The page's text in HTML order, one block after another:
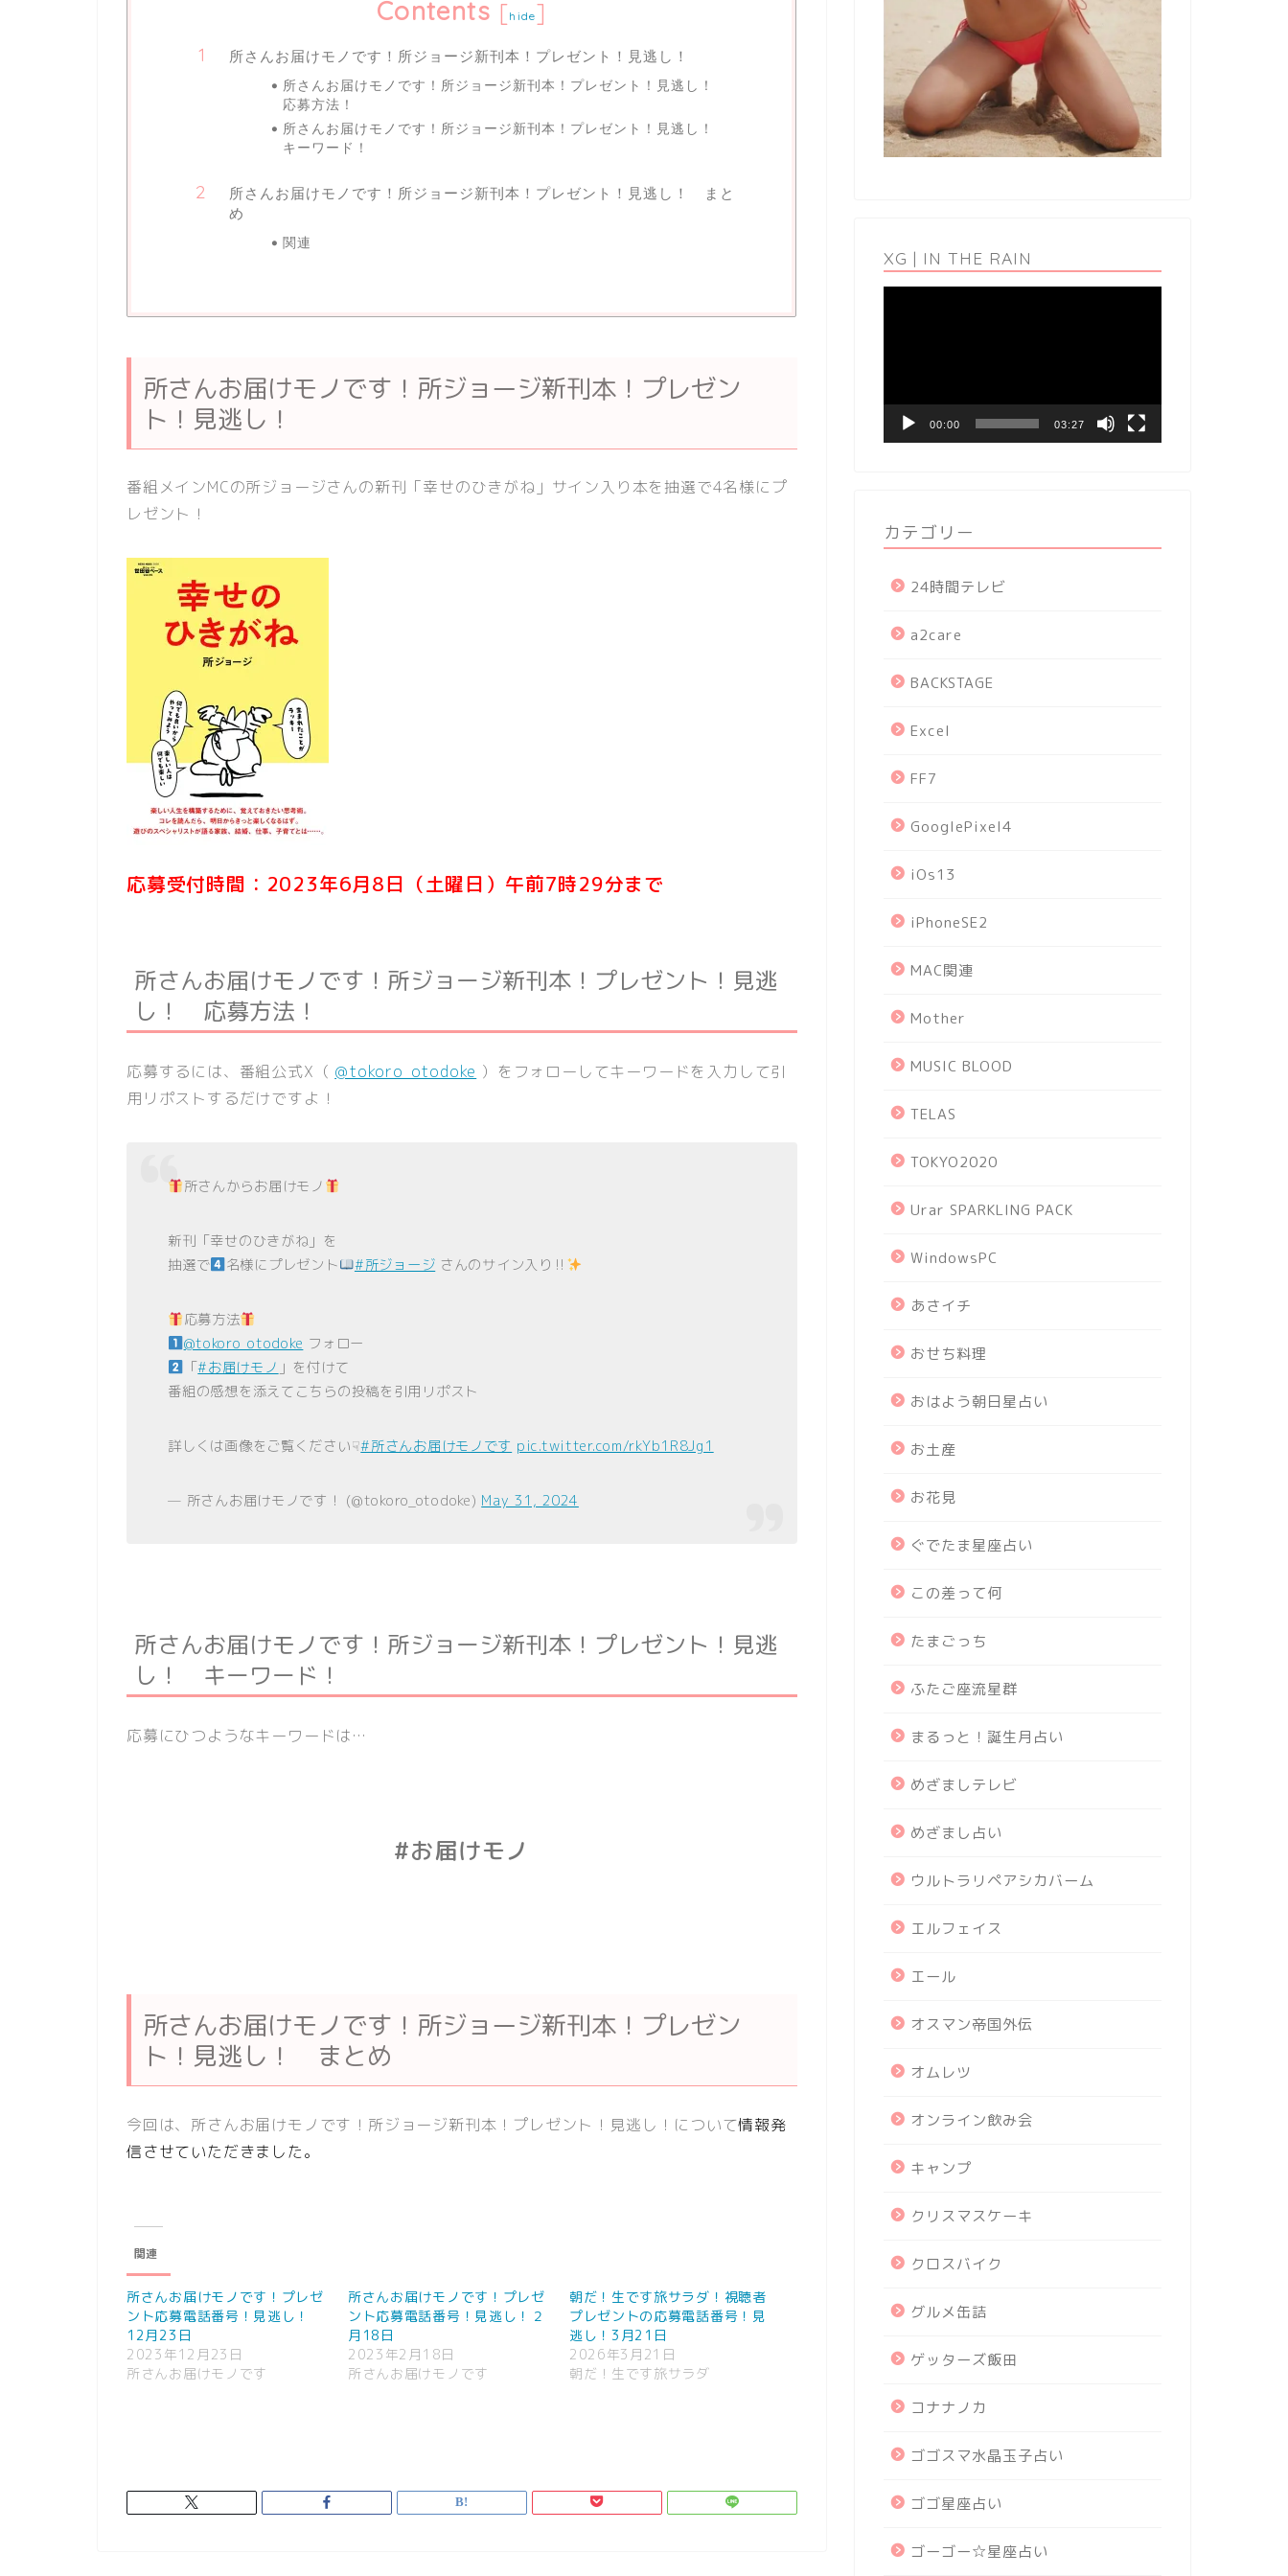
Contents [hide]
所さんお届けモノです！所ジョージ新刊本！プレゼント！見逃し！
所さんお届けモノです！所ジョージ新刊本！プレゼント！見逃し！
応募方法！
所さんお届けモノです！所ジョージ新刊本！プレゼント！見逃し！
キーワード！
所さんお届けモノです！所ジョージ新刊本！プレゼント！見逃し！ まと
め
関連
所さんお届けモノです！所ジョージ新刊本！プレゼン
ト！見逃し！
番組メインMCの所ジョージさんの新刊「幸せのひきがね」サイン入り本を抽選で4名様にプ
レゼント！
応募受付時間：2023年6月8日（土曜日）午前7時29分まで
所さんお届けモノです！所ジョージ新刊本！プレゼント！見逃
し！ 応募方法！
応募するには、番組公式X（ @tokoro_otodoke ）をフォローしてキーワードを入力して引
用リポストするだけですよ！
所さんからお届けモノ
新刊「幸せのひきがね」を
抽選で
名様にプレゼント #所ジョージ さんのサイン入り‼
応募方法
@tokoro_otodoke フォロー
「#お届けモノ 」を付けて
番組の感想を添えてこちらの投稿を引用リポスト
詳しくは画像をご覧ください☟#所さんお届けモノです pic.twitter.com/rkYb1R8Jg1
— 所さんお届けモノです！ (@tokoro_otodoke) May 31, 2024
所さんお届けモノです！所ジョージ新刊本！プレゼント！見逃
し！ キーワード！
応募にひつようなキーワードは…
#お届けモノ
所さんお届けモノです！所ジョージ新刊本！プレゼン
ト！見逃し！ まとめ
今回は、所さんお届けモノです！所ジョージ新刊本！プレゼント！見逃し！について情報発
信させていただきました。
関連
所さんお届けモノです！プレゼ
ント応募電話番号！見逃し！
12月23日
2023年12月23日
所さんお届けモノです
所さんお届けモノです！プレゼ
ント応募電話番号！見逃し！２
月18日
2023年2月18日
所さんお届けモノです
朝だ！生です旅サラダ！視聴者
プレゼントの応募電話番号！見
逃し！3月21日
2026年3月21日
朝だ！生です旅サラダ
XG | IN THE RAIN
ヤ
00:00 03:27
カテゴリー
24時間テレビ
a2care
BACKSTAGE
Excel
FF7
GooglePixel4
iOs13
iPhoneSE2
MAC関連
Mother
MUSIC BLOOD
TELAS
TOKYO2020
Urar SPARKLING PACK
WindowsPC
あさイチ
おせち料理
おはよう朝日星占い
お土産
お花見
ぐでたま星座占い
この差って何
たまごっち
ふたご座流星群
まるっと！誕生月占い
めざましテレビ
めざまし占い
ウルトラリペアシカバーム
エルフェイス
エール
オスマン帝国外伝
オムレツ
オンライン飲み会
キャンプ
クリスマスケーキ
クロスバイク
グルメ缶詰
ゲッターズ飯田
コナナノカ
ゴゴスマ水晶玉子占い
ゴゴ星座占い
ゴーゴー☆星座占い